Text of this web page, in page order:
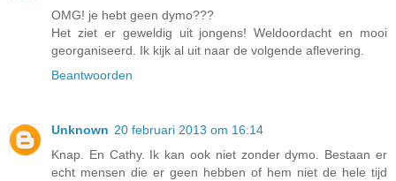
OMG! je hebt geen dymo???
Het ziet er geweldig uit jongens! Weldoordacht en mooi
georganiseerd. Ik kijk al uit naar de volgende aflevering.
Beantwoorden
Unknown 20 februari 2013 om 16:14
Knap. En Cathy. Ik kan ook niet zonder dymo. Bestaan er
echt mensen die er geen hebben of hem niet de hele tijd